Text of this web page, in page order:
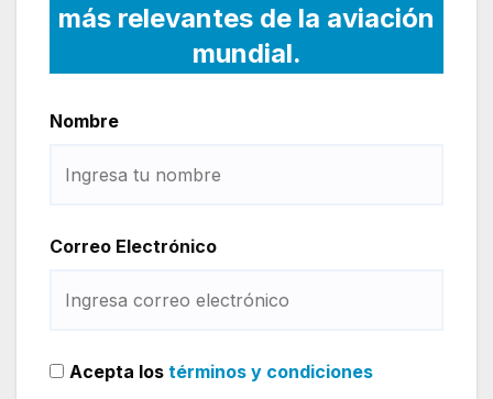
más relevantes de la aviación
mundial.
Nombre
Correo Electrónico
Acepta los términos y condiciones